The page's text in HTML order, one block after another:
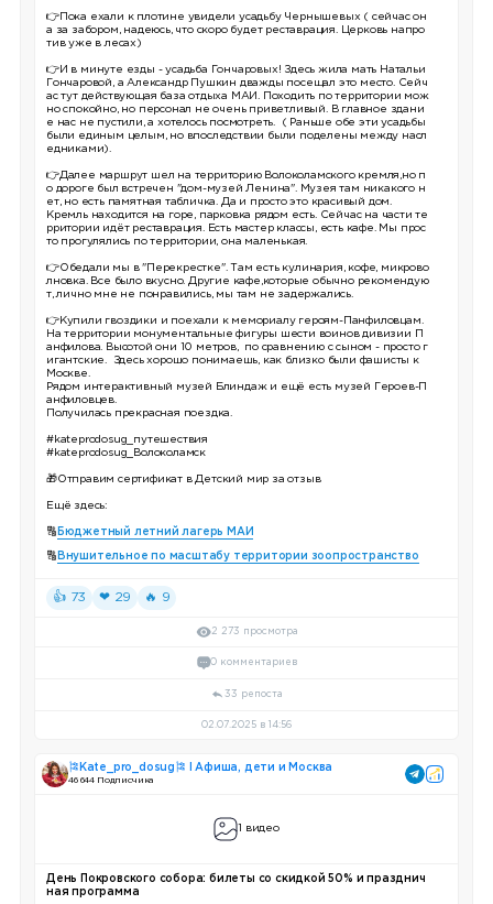
👉Пока ехали к плотине увидели усадьбу Чернышевых ( сейчас он
а за забором, надеюсь, что скоро будет реставрация. Церковь напро
тив уже в лесах)
👉И в минуте езды - усадьба Гончаровых! Здесь жила мать Натальи
Гончаровой, а Александр Пушкин дважды посещал это место. Сейч
ас тут действующая база отдыха МАИ. Походить по территории мож
но спокойно, но персонал не очень приветливый. В главное здани
е нас не пустили, а хотелось посмотреть. ( Раньше обе эти усадьбы
были единым целым, но впоследствии были поделены между насл
едниками).
👉Далее маршрут шел на территорию Волоколамского кремля,но п
о дороге был встречен "дом-музей Ленина". Музея там никакого н
ет, но есть памятная табличка. Да и просто это красивый дом.
Кремль находится на горе, парковка рядом есть. Сейчас на части те
рритории идёт реставрация. Есть мастер классы, есть кафе. Мы прос
то прогулялись по территории, она маленькая.
👉Обедали мы в "Перекрестке". Там есть кулинария, кофе, микрово
лновка. Все было вкусно. Другие кафе,которые обычно рекомендую
т, лично мне не понравились, мы там не задержались.
👉Купили гвоздики и поехали к мемориалу героям-Панфиловцам.
На территории монументальные фигуры шести воинов дивизии П
анфилова. Высотой они 10 метров, по сравнению с сыном - просто г
игантские. Здесь хорошо понимаешь, как близко были фашисты к
Москве.
Рядом интерактивный музей Блиндаж и ещё есть музей Героев-П
анфиловцев.
Получилась прекрасная поездка.
#kateprodosug_путешествия
#kateprodosug_Волоколамск
🎁Отправим сертификат в Детский мир за отзыв
Ещё здесь:
🔠 Бюджетный летний лагерь МАИ
🔠 Внушительное по масштабу территории зоопространство
👍 73 ❤ 29 🔥 9
2 273 просмотра
0 комментариев
33 репоста
02.07.2025 в 14:56
🎏Kate_pro_dosug🎏 I Афиша, дети и Москва
46 644 Подписчика
1 видео
День Покровского собора: билеты со скидкой 50% и празднич
ная программа